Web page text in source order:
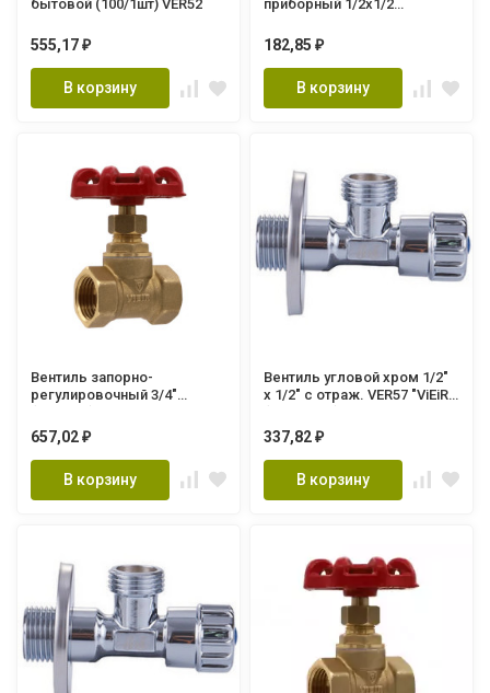
бытовой (100/1шт) VER52
555,17 ₽
В корзину
приборный 1/2x1/2
(EP0520)
182,85 ₽
В корзину
Вентиль запорно-
регулировочный 3/4"
657,02 ₽
В корзину
Вентиль угловой хром 1/2"
х 1/2" с отраж. VER57 "ViEiR"
337,82 ₽
В корзину